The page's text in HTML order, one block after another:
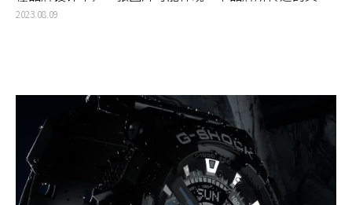
化、情感和理念，品牌塑造设计中需要关注每一个细节
2023.08.09